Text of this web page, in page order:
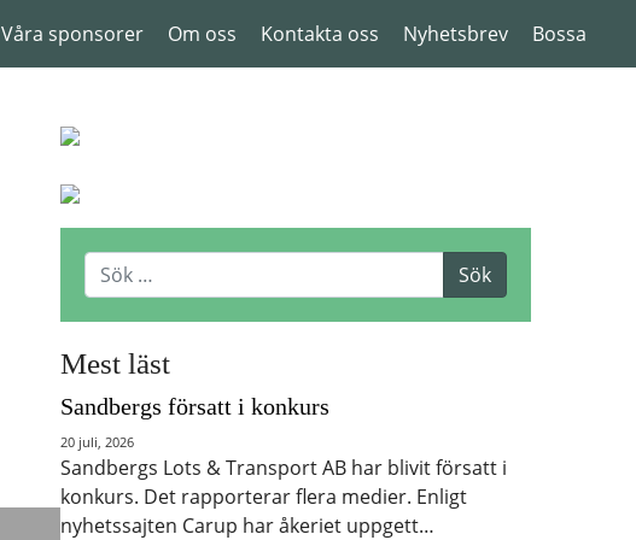
Våra sponsorer Om oss Kontakta oss Nyhetsbrev Bossa
Mest läst
Sandbergs försatt i konkurs
20 juli, 2026
Sandbergs Lots & Transport AB har blivit försatt i
konkurs. Det rapporterar flera medier. Enligt
nyhetssajten Carup har åkeriet uppgett…